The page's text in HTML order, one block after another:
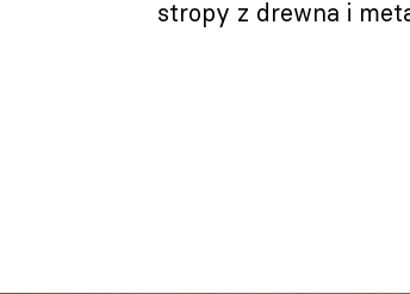
stropy z drewna i